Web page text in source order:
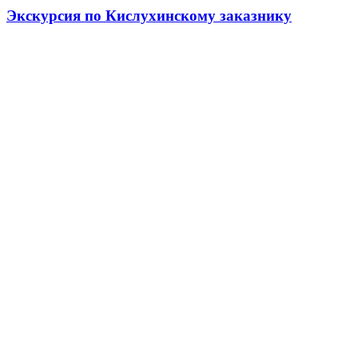
Экскурсия по Кислухинскому заказнику